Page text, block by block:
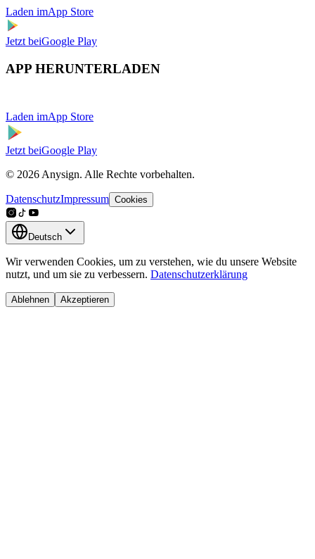
Laden imApp Store
Jetzt beiGoogle Play
APP HERUNTERLADEN
Laden imApp Store
Jetzt beiGoogle Play
© 2026 Anysign. Alle Rechte vorbehalten.
DatenschutzImpressum Cookies
Deutsch
Wir verwenden Cookies, um zu verstehen, wie du unsere Website
nutzt, und um sie zu verbessern. Datenschutzerklärung
Ablehnen Akzeptieren